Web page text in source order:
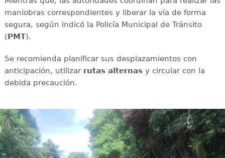
maniobras correspondientes y liberar la vía de forma
segura, según indicó la Policía Municipal de Tránsito
(PMT).
Se recomienda planificar sus desplazamientos con
anticipación, utilizar rutas alternasy circular con la
debida precaución.